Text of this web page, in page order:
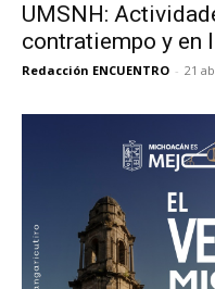
UMSNH:
contratiempo y en
Redacción ENCUENTRO - 21